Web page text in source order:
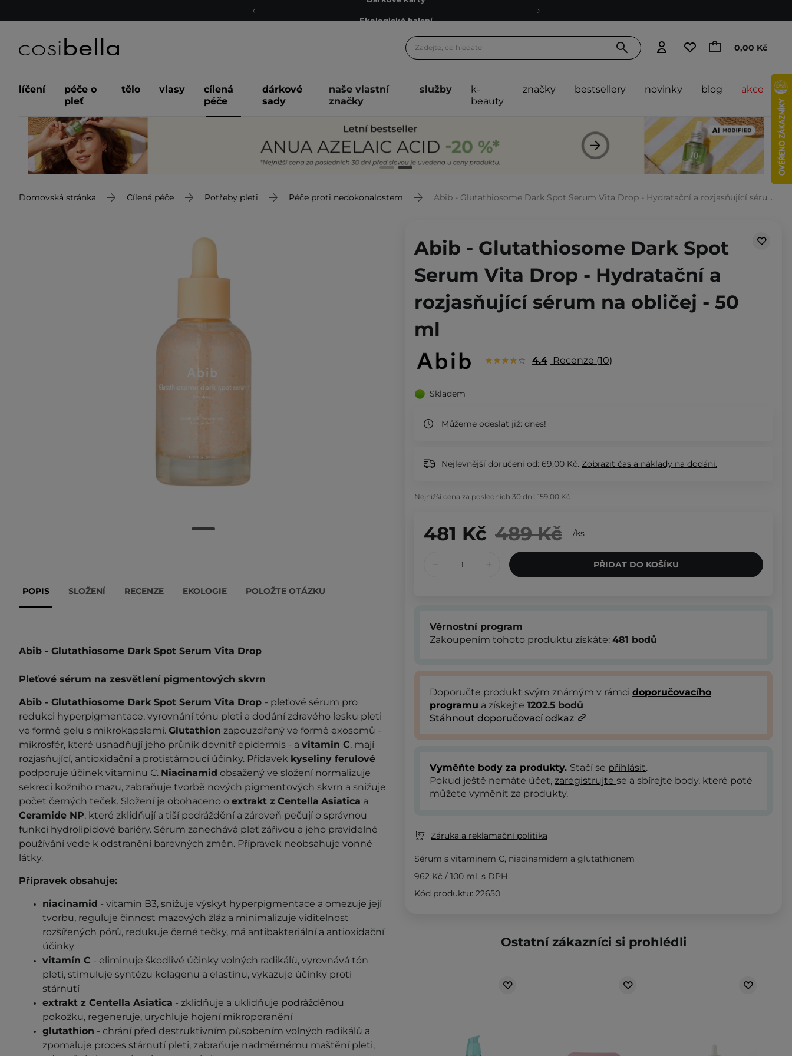
Odeslání do 24 hod.
Ekologické balení
0,00 Kč
líčení
péče o
pleť
tělo vlasy
cílená
péče
dárkové
sady
naše vlastní
značky
služby
k-
beauty
značky bestsellery novinky blog akce
Domovská stránka Cílená péče Potřeby pleti Péče proti nedokonalostem Abib - Glutathiosome Dark Spot Serum Vita Drop - Hydratační a rozjasňující sérum na obličej - 50 ml
POPIS SLOŽENÍ RECENZE EKOLOGIE POLOŽTE OTÁZKU
Abib - Glutathiosome Dark Spot Serum Vita Drop
Pleťové sérum na zesvětlení pigmentových skvrn
Abib - Glutathiosome Dark Spot Serum Vita Drop - pleťové sérum pro
redukci hyperpigmentace, vyrovnání tónu pleti a dodání zdravého lesku pleti
ve formě gelu s mikrokapslemi. Glutathion zapouzdřený ve formě exosomů -
mikrosfér, které usnadňují jeho průnik dovnitř epidermis - a vitamin C, mají
rozjasňující, antioxidační a protistárnoucí účinky. Přídavek kyseliny ferulové
podporuje účinek vitaminu C. Niacinamid obsažený ve složení normalizuje
sekreci kožního mazu, zabraňuje tvorbě nových pigmentových skvrn a snižuje
počet černých teček. Složení je obohaceno o extrakt z Centella Asiatica a
Ceramide NP, které zklidňují a tiší podráždění a zároveň pečují o správnou
funkci hydrolipidové bariéry. Sérum zanechává pleť zářivou a jeho pravidelné
používání vede k odstranění barevných změn. Přípravek neobsahuje vonné
látky.
Přípravek obsahuje:
niacinamid - vitamin B3, snižuje výskyt hyperpigmentace a omezuje její
tvorbu, reguluje činnost mazových žláz a minimalizuje viditelnost
rozšířených pórů, redukuje černé tečky, má antibakteriální a antioxidační
účinky
vitamín C - eliminuje škodlivé účinky volných radikálů, vyrovnává tón
pleti, stimuluje syntézu kolagenu a elastinu, vykazuje účinky proti
stárnutí
extrakt z Centella Asiatica - zklidňuje a uklidňuje podrážděnou
pokožku, regeneruje, urychluje hojení mikroporanění
glutathion - chrání před destruktivním působením volných radikálů a
zpomaluje proces stárnutí pleti, zabraňuje nadměrnému maštění pleti,
Abib - Glutathiosome Dark Spot
Serum Vita Drop - Hydratační a
rozjasňující sérum na obličej - 50
ml
4.4 Recenze 10
Skladem
Můžeme odeslat již: dnes!
Nejlevnější doručení od: 69,00 Kč. Zobrazit čas a náklady na dodání.
Nejnižší cena za posledních 30 dní: 159,00 Kč
481 Kč 489 Kč /ks
PŘIDAT DO KOŠÍKU
Věrnostní program
Zakoupením tohoto produktu získáte: 481 bodů
Doporučte produkt svým známým v rámci doporučovacího
programu a získejte 1202.5 bodů
Stáhnout doporučovací odkaz
Vyměňte body za produkty. Stačí se přihlásit.
Pokud ještě nemáte účet, zaregistrujte se a sbírejte body, které poté
můžete vyměnit za produkty.
Záruka a reklamační politika
Sérum s vitaminem C, niacinamidem a glutathionem
962 Kč / 100 ml, s DPH
Kód produktu: 22650
Ostatní zákazníci si prohlédli